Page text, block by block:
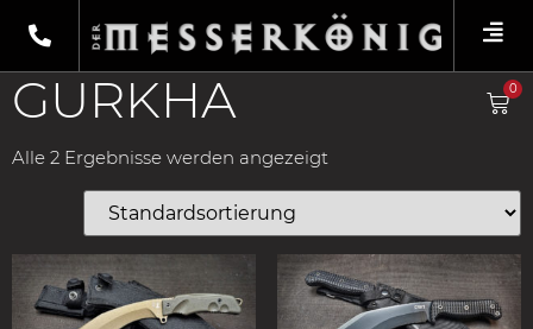
0
Produkte verschlagwortet mit
„Gurkha“/ Macheten
GURKHA
Alle 2 Ergebnisse werden angezeigt